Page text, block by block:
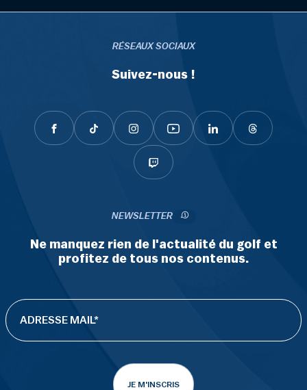
RÉSEAUX SOCIAUX
Suivez-nous !
NEWSLETTER
Ne manquez rien de l'actualité du golf et
profitez de tous nos contenus.
JE M'INSCRIS